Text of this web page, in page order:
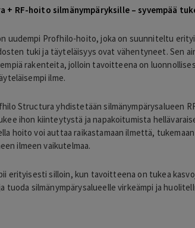
+ RF-hoito silmänympäryksille – syvempää
uudempi Profhilo-hoito, joka on suunniteltu
tuki ja täyteläisyys ovat vähentyneet. Sen
rakenteita, jolloin tavoitteena on
ilme.
Structura yhdistetään silmänympärysalueen
ihon kiinteytystä ja napakoitumista
hoito voi auttaa raikastamaan ilmettä,
ilmeen vaikutelmaa.
erityisesti silloin, kun tavoitteena on tukea
tuoda silmänympärysalueelle virkeämpi ja